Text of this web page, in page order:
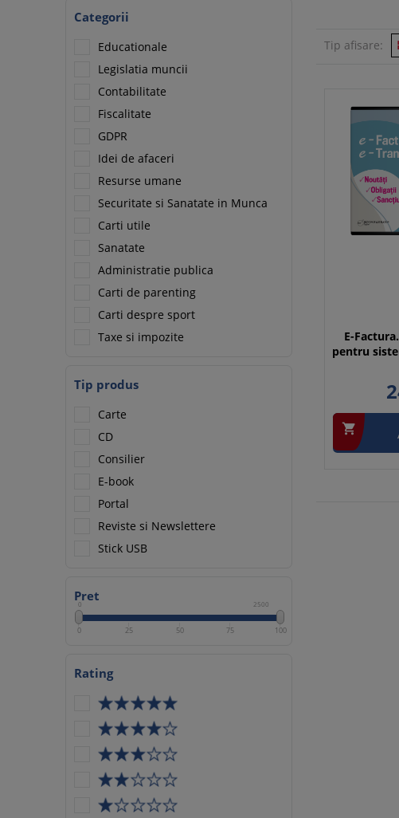
Categorii
Educationale
Legislatia muncii
Contabilitate
Fiscalitate
GDPR
Idei de afaceri
Resurse umane
Securitate si Sanatate in Munca
Carti utile
Sanatate
Administratie publica
Carti de parenting
Carti despre sport
Taxe si impozite
Tip produs
Carte
CD
Consilier
E-book
Portal
Reviste si Newslettere
Stick USB
Pret
0 2500
0 25 50 75 100
Rating
Tip afisare:
E-
pentru
